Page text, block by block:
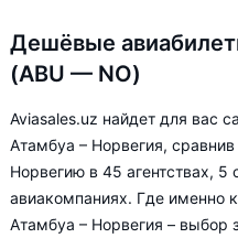
Дешёвые
(ABU — NO)
Aviasales.uz найдет для вас
Атамбуа – Норвегия,
Норвегию в 45 агентствах, 5
авиакомпаниях. Где именно
Атамбуа – Норвегия – выбор